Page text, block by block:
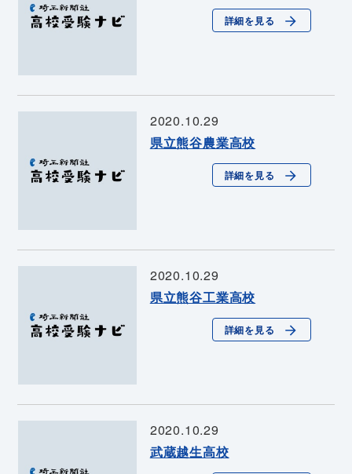
詳細を見る
2020.10.29
県立熊谷農業高校
詳細を見る
2020.10.29
県立熊谷工業高校
詳細を見る
2020.10.29
武蔵越生高校